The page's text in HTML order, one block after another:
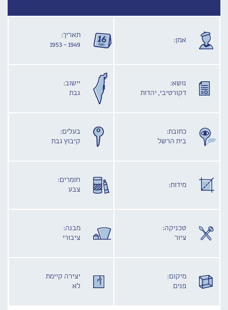
אמן:
תאריך:
1949 - 1953
נושא:
דקורטיבי, יהדות
יישוב:
גבת
כתובת:
בית הרשל
בעלים:
קיבוץ גבת
מידות:
חומרים:
צבע
טכניקה:
ציור
מבנה:
ציבורי
מיקום:
פנים
יצירה קיימת
לא